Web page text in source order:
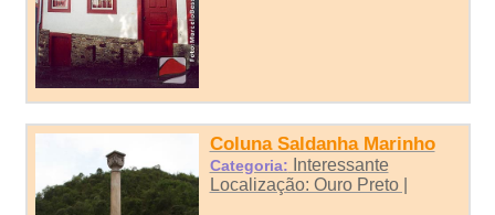
Coluna Saldanha Marinho
Categoria: Interessante
Localização: Ouro Preto |